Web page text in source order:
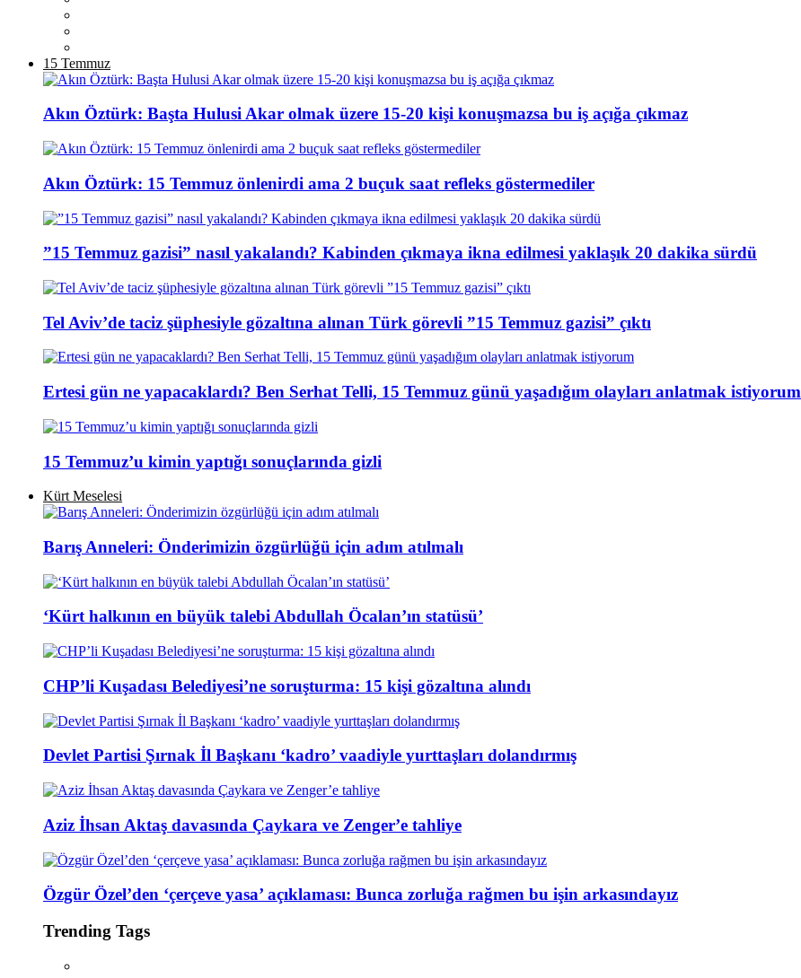
15 Temmuz
Akın Öztürk: Başta Hulusi Akar olmak üzere 15-20 kişi konuşmazsa bu iş açığa çıkmaz
Akın Öztürk: 15 Temmuz önlenirdi ama 2 buçuk saat refleks göstermediler
”15 Temmuz gazisi” nasıl yakalandı? Kabinden çıkmaya ikna edilmesi yaklaşık 20 dakika sürdü
Tel Aviv’de taciz şüphesiyle gözaltına alınan Türk görevli ”15 Temmuz gazisi” çıktı
Ertesi gün ne yapacaklardı? Ben Serhat Telli, 15 Temmuz günü yaşadığım olayları anlatmak istiyorum
15 Temmuz’u kimin yaptığı sonuçlarında gizli
Kürt Meselesi
Barış Anneleri: Önderimizin özgürlüğü için adım atılmalı
‘Kürt halkının en büyük talebi Abdullah Öcalan’ın statüsü’
CHP’li Kuşadası Belediyesi’ne soruşturma: 15 kişi gözaltına alındı
Devlet Partisi Şırnak İl Başkanı ‘kadro’ vaadiyle yurttaşları dolandırmış
Aziz İhsan Aktaş davasında Çaykara ve Zenger’e tahliye
Özgür Özel’den ‘çerçeve yasa’ açıklaması: Bunca zorluğa rağmen bu işin arkasındayız
Trending Tags